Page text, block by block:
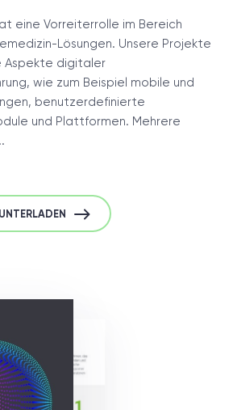
eine Vorreiterrolle im Bereich
Lösungen. Unsere Projekte
Aspekte digitaler
wie zum Beispiel mobile und
benutzerdefinierte
und Plattformen. Mehrere